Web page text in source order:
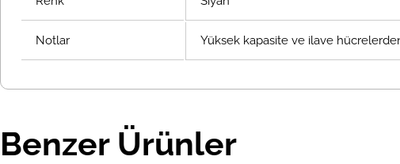
Notlar Yüksek kapasite ve ilave
Benzer Ürünler